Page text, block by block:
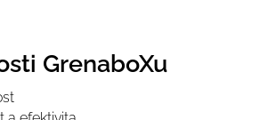
GrenaboXu